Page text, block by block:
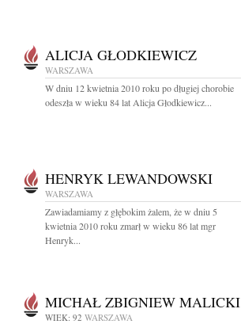
ALICJA GŁODKIEWICZ
WARSZAWA
W dniu 12 kwietnia 2010 roku po długiej chorobie
odeszła w wieku 84 lat Alicja Głodkiewicz...
HENRYK LEWANDOWSKI
WARSZAWA
Zawiadamiamy z głębokim żalem, że w dniu 5
kwietnia 2010 roku zmarł w wieku 86 lat mgr
Henryk...
MICHAŁ ZBIGNIEW MALICKI
WIEK: 92 WARSZAWA